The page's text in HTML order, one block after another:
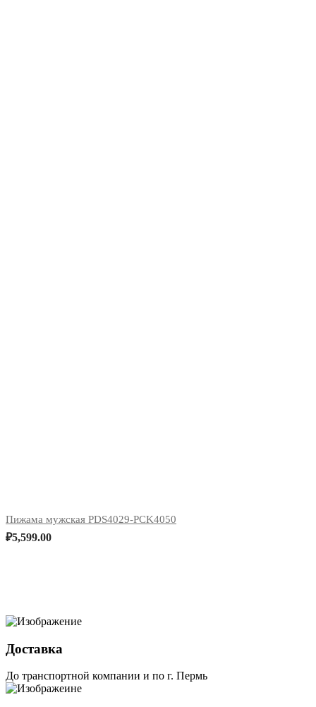
Пижама мужская PDS4029-PCK4050
₽5,599.00
Доставка
До транспортной компании и по г. Пермь